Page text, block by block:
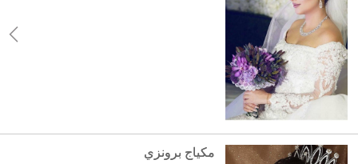
مكياج برونزي